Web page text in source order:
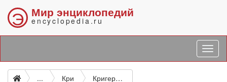
Э Мир энциклопедий
encyclopedia.ru
... Кри Кригер Илья Борисович